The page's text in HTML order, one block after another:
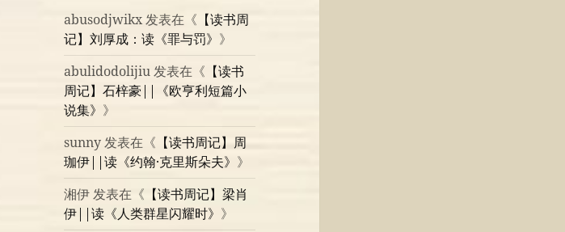
abusodjwikx发表在《 【读书周
记】刘厚成：读《罪与罚》 》
abulidodolijiu发表在《 【读书
周记】石梓豪||《欧亨利短篇小
说集》 》
sunny发表在《 【读书周记】周
珈伊||读《约翰·克里斯朵夫》 》
湘伊发表在《 【读书周记】梁肖
伊||读《人类群星闪耀时》 》